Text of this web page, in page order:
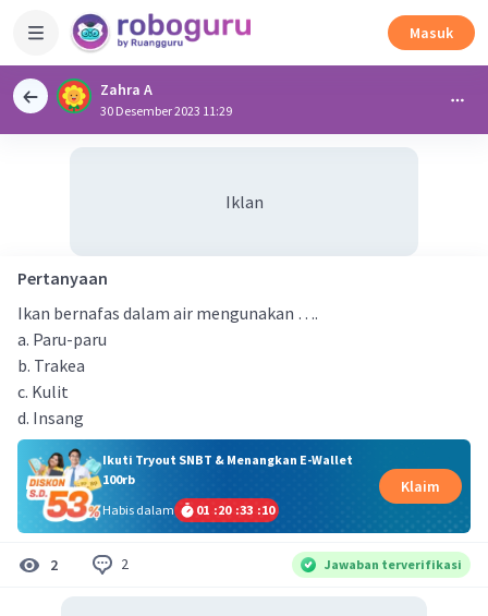
Masuk
Zahra A
30 Desember 2023 11:29
Iklan
Pertanyaan
Ikan bernafas dalam air mengunakan ….
a. Paru-paru
b. Trakea
c. Kulit
d. Insang
Ikuti Tryout SNBT & Menangkan E-Wallet
100rb
Habis dalam
01 :20 :33 :09
Klaim
2 2 Jawaban terverifikasi